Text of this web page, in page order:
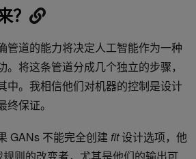
？
管道的能力将决定人工智能作为一种
将这条管道分成几个独立的步骤，
中。我相信他们对机器的控制是设计
保证。
GANs 不能完全创建 fit设计选项，他